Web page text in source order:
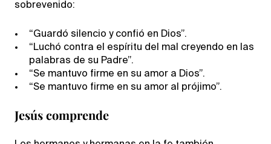
sobrevenido:
“Guardó silencio y confió en Dios”.
“Luchó contra el espíritu del mal creyendo en las
palabras de su Padre”.
“Se mantuvo firme en su amor a Dios”.
“Se mantuvo firme en su amor al prójimo”.
Jesús comprende